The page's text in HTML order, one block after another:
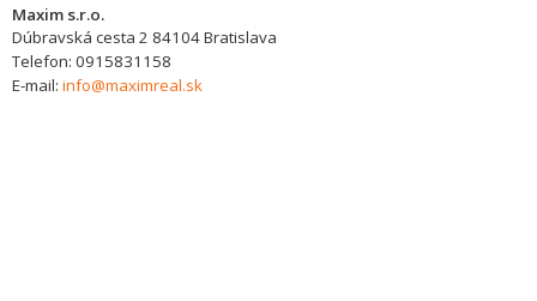
Maxim s.r.o.
Dúbravská cesta 2 84104Bratislava
Telefon: 0915831158
E-mail: info@maximreal.sk